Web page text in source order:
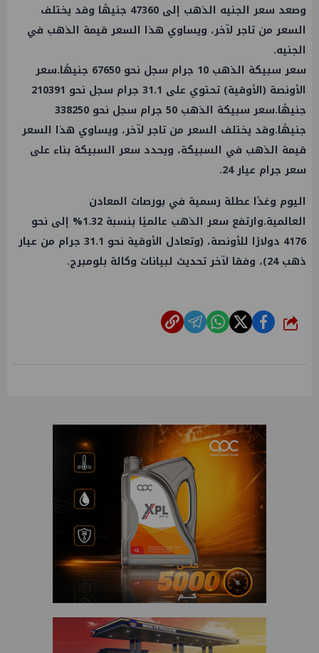
وصعد سعر الجنيه الذهب إلى 47360 جنيهًا وقد يختلف
السعر من تاجر لآخر، ويساوي هذا السعر قيمة الذهب في
الجنيه.
سعر سبيكة الذهب 10 جرام سجل نحو 67650 جنيهًا.سعر
الأونصة (الأوقية) تحتوي على 31.1 جرام سجل نحو 210391
جنيهًا.سعر سبيكة الذهب 50 جرام سجل نحو 338250
جنيهًا.وقد يختلف السعر من تاجر لآخر، ويساوي هذا السعر
قيمة الذهب في السبيكة، ويحدد سعر السبيكة بناء على
سعر جرام عيار 24.
اليوم وغدًا عطلة رسمية في بورصات المعادن
العالمية.وارتفع سعر الذهب عالميًا بنسبة 1.32% إلى نحو
4176 دولارًا للأونصة، (وتعادل الأوقية نحو 31.1 جرام من عيار
ذهب 24)، وفقا لآخر تحديث لبيانات وكالة بلومبرج.
شارك